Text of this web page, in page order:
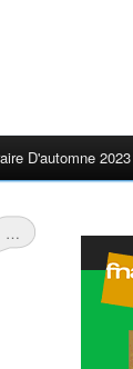
D'automne 2023
…